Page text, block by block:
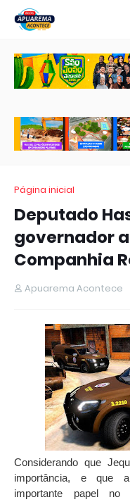
Página inicial
Deputado
governador
Companhia
Apuarema Acontece
Considerando que
importância, e que a
importante papel no